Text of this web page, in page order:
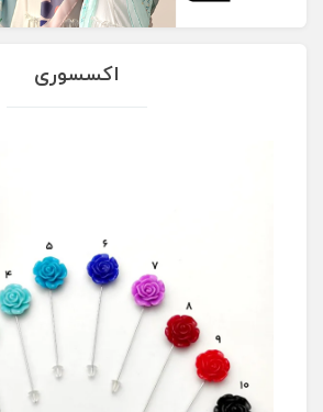
اکسسوری